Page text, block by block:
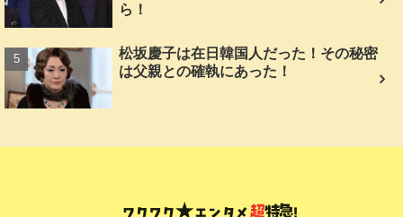
ら！
松坂慶子は在日韓国人だった！その秘密
は父親との確執にあった！